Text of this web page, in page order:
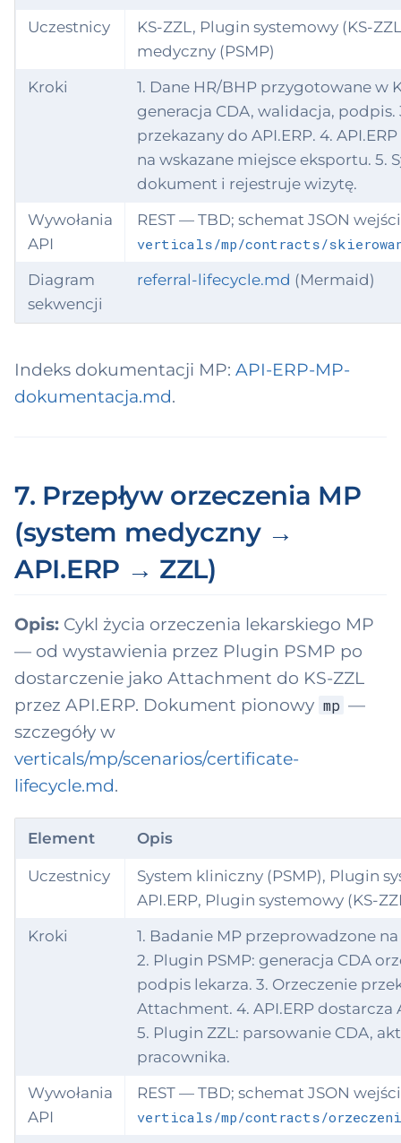
Uczestnicy
KS-ZZL, Plugin systemowy (KS-
medyczny (PSMP)
Kroki
1. Dane HR/BHP przygotowane w
generacja CDA, walidacja,
przekazany do API.ERP. 4.
na wskazane miejsce eksportu. 5.
dokument i rejestruje wizytę.
Wywołania
API
REST — TBD; schemat JSON
verticals/mp/contracts/
Diagram
sekwencji
referral-lifecycle.md (Mermaid)
Indeks dokumentacji MP: API-ERP-MP-
dokumentacja.md.
7. Przepływ orzeczenia MP
(system medyczny →
API.ERP → ZZL)
Opis: Cykl życia orzeczenia lekarskiego MP
— od wystawienia przez Plugin PSMP po
dostarczenie jako Attachment do KS-ZZL
przez API.ERP. Dokument pionowy mp —
szczegóły w
verticals/mp/scenarios/certificate-
lifecycle.md.
Element Opis
Uczestnicy
System kliniczny (PSMP), Plugin
API.ERP, Plugin systemowy (KS-
Kroki
1. Badanie MP przeprowadzone
2. Plugin PSMP: generacja CDA
podpis lekarza. 3. Orzeczenie
Attachment. 4. API.ERP
5. Plugin ZZL: parsowanie CDA,
pracownika.
Wywołania
API
REST — TBD; schemat JSON
verticals/mp/contracts/